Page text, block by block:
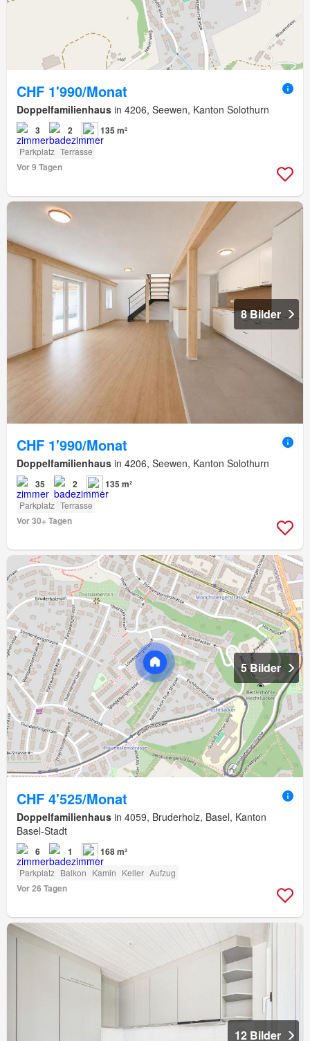
CHF 1'990/Monat
Doppelfamilienhaus in 4206, Seewen, Kanton Solothurn
3 2 135 m²
Parkplatz Terrasse
Vor 9 Tagen
8 Bilder
CHF 1'990/Monat
Doppelfamilienhaus in 4206, Seewen, Kanton Solothurn
35 2 135 m²
Parkplatz Terrasse
Vor 30+ Tagen
5 Bilder
CHF 4'525/Monat
Doppelfamilienhaus in 4059, Bruderholz, Basel, Kanton
Basel-Stadt
6 1 168 m²
Parkplatz Balkon Kamin Keller Aufzug
Vor 26 Tagen
12 Bilder